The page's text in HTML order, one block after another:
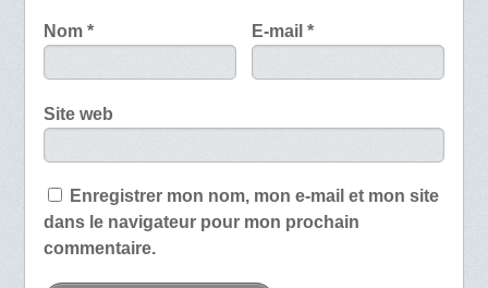
Nom * E-mail*
Site web
Enregistrer mon nom, mon e-mail et mon site
dans le navigateur pour mon prochain
commentaire.